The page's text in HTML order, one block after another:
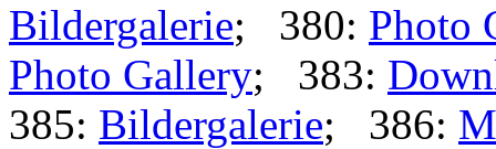
Bildergalerie; 380: Photo
Photo Gallery; 383:
385: Bildergalerie; 386: